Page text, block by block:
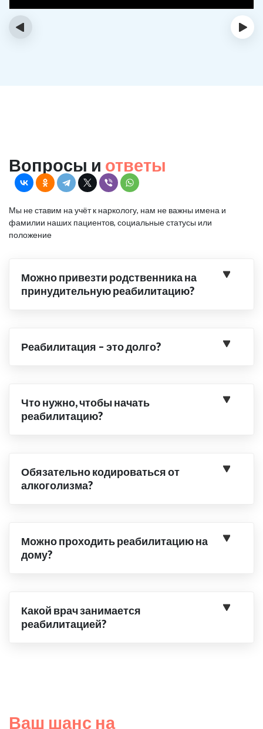
‹ ›
Вопросы и ответы
Мы не ставим на учёт к наркологу, нам не важны имена и
фамилии наших пациентов, социальные статусы или
положение
Можно привезти родственника на
принудительную реабилитацию?
Реабилитация – это долго?
Что нужно, чтобы начать
реабилитацию?
Обязательно кодироваться от
алкоголизма?
Можно проходить реабилитацию на
дому?
Какой врач занимается
реабилитацией?
Ваш шанс на